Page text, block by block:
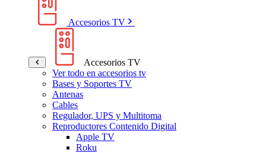
Accesorios TV
Accesorios TV
Ver todo en accesorios tv
Bases y Soportes TV
Antenas
Cables
Regulador, UPS y Multitoma
Reproductores Contenido Digital
Apple TV
Roku